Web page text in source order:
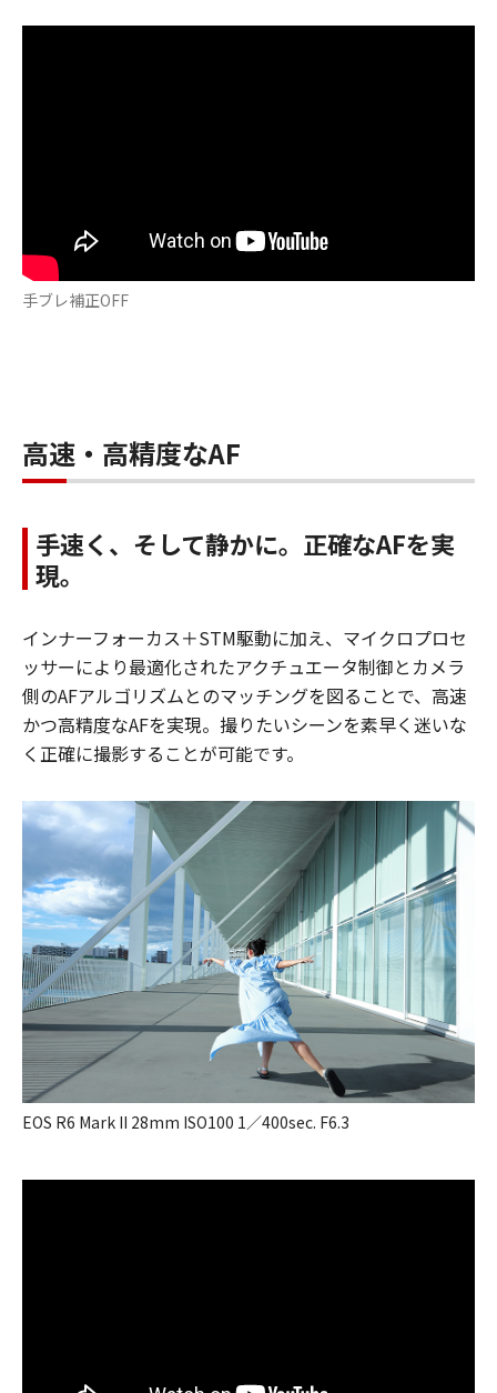
手ブレ補正OFF
高速・高精度なAF
手速く、そして静かに。正確なAFを実
現。
インナーフォーカス＋STM駆動に加え、マイクロプロセ
ッサーにより最適化されたアクチュエータ制御とカメラ
側のAFアルゴリズムとのマッチングを図ることで、高速
かつ高精度なAFを実現。撮りたいシーンを素早く迷いな
く正確に撮影することが可能です。
EOS R6 Mark II 28mm ISO100 1／400sec. F6.3